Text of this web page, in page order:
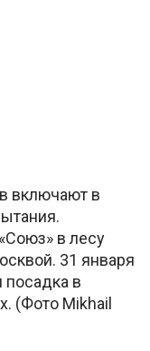
включают в
в лесу
31 января
посадка в
(Фото Mikhail